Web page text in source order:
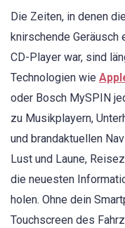
Die Zeiten, in denen
knirschende
CD-Player war, sind
Technologien wie
oder Bosch MySPIN
zu Musikplayern,
und brandaktuellen
Lust und Laune,
die neuesten
holen. Ohne dein
Touchscreen des